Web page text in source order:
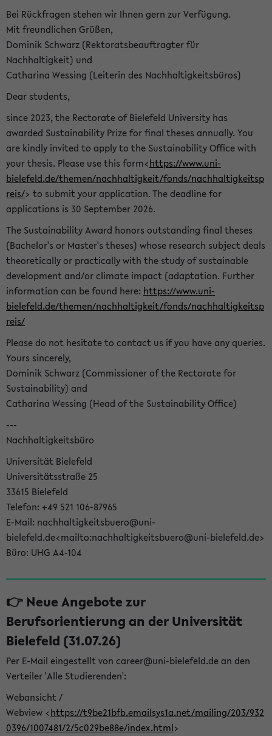
Bei Rückfragen stehen wir Ihnen gern zur Verfügung.
Mit freundlichen Grüßen,
Dominik Schwarz (Rektoratsbeauftragter für
Nachhaltigkeit) und
Catharina Wessing (Leiterin des Nachhaltigkeitsbüros)
Dear students,
since 2023, the Rectorate of Bielefeld University has
awarded Sustainability Prize for final theses annually. You
are kindly invited to apply to the Sustainability Office with
your thesis. Please use this form<https://www.uni-
bielefeld.de/themen/nachhaltigkeit/fonds/nachhaltigkeitsp
reis/> to submit your application. The deadline for
applications is 30 September 2026.
The Sustainability Award honors outstanding final theses
(Bachelor's or Master's theses) whose research subject deals
theoretically or practically with the study of sustainable
development and/or climate impact (adaptation. Further
information can be found here: https://www.uni-
bielefeld.de/themen/nachhaltigkeit/fonds/nachhaltigkeitsp
reis/
Please do not hesitate to contact us if you have any queries.
Yours sincerely,
Dominik Schwarz (Commissioner of the Rectorate for
Sustainability) and
Catharina Wessing (Head of the Sustainability Office)
---
Nachhaltigkeitsbüro
Universität Bielefeld
Universitätsstraße 25
33615 Bielefeld
Telefon: +49 521 106-87965
E-Mail: nachhaltigkeitsbuero@uni-
bielefeld.de<mailto:nachhaltigkeitsbuero@uni-bielefeld.de>
Büro: UHG A4-104
👉 Neue Angebote zur
Berufsorientierung an der Universität
Bielefeld (31.07.26)
Per E-Mail eingestellt von career@uni-bielefeld.de an den
Verteiler 'Alle Studierenden':
Webansicht /
Webview <https://t9be21bfb.emailsys1a.net/mailing/203/932
0396/1007481/2/5c029be88e/index.html>